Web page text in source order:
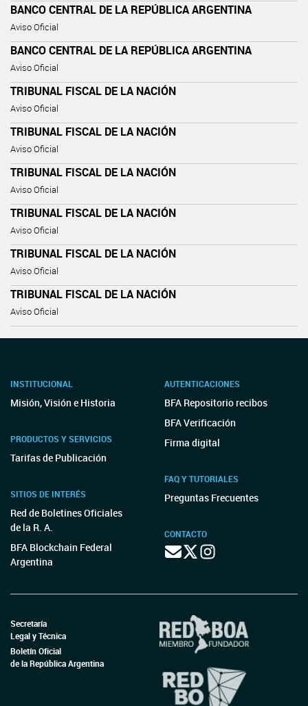
BANCO CENTRAL DE LA REPÚBLICA ARGENTINA
Aviso Oficial
BANCO CENTRAL DE LA REPÚBLICA ARGENTINA
Aviso Oficial
TRIBUNAL FISCAL DE LA NACIÓN
Aviso Oficial
TRIBUNAL FISCAL DE LA NACIÓN
Aviso Oficial
TRIBUNAL FISCAL DE LA NACIÓN
Aviso Oficial
TRIBUNAL FISCAL DE LA NACIÓN
Aviso Oficial
TRIBUNAL FISCAL DE LA NACIÓN
Aviso Oficial
TRIBUNAL FISCAL DE LA NACIÓN
Aviso Oficial
INSTITUCIONAL
Misión, Visión e Historia
PRODUCTOS Y SERVICIOS
Tarifas de Publicación
SITIOS DE INTERÉS
Red de Boletines Oficiales
de la R. A.
BFA Blockchain Federal
Argentina
AUTENTICACIONES
BFA Repositorio recibos
BFA Verificación
Firma digital
FAQ Y TUTORIALES
Preguntas Frecuentes
CONTACTO
Secretaría
Legal y Técnica
Boletín Oficial
de la República Argentina